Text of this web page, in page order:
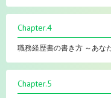
Chapter.4
職務経歴書の書き方 ～あな
Chapter.5